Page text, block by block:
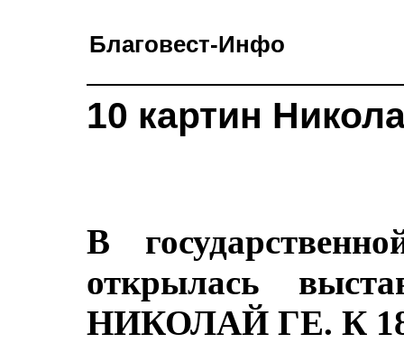
Благовест-Инфо
10 картин
В
открылась
НИКОЛАЙ ГЕ. К